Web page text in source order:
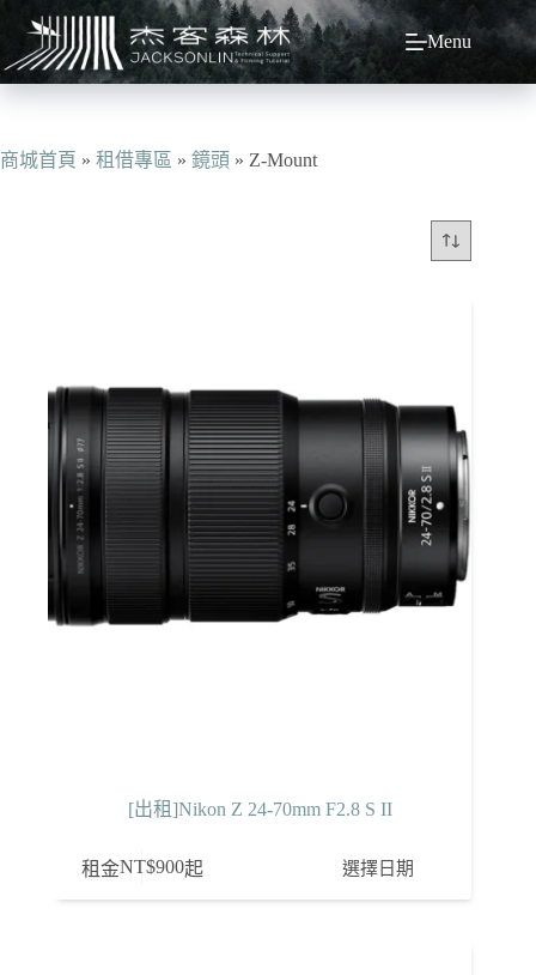
主
容
Menu
商城首頁 » 租借專區 » 鏡頭 » Z-Mount
[出租]Nikon Z 24-70mm F2.8 S II
租金NT$900起 選擇日期